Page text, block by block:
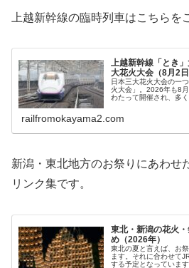
上越新幹線の臨時列車はこちらを
上越新幹線「とき
大花火大会（8月2
日本三大花火大会の一
火大会」。2026年も8
わたって開催され、多
railfromokayama2.com
新潟・東北地方のお祭りにあわせ
リンク集です。
東北・新潟の花火
め（2026年）
東北の夏と言えば、お
ます。それに合わせて
する予定となっていま